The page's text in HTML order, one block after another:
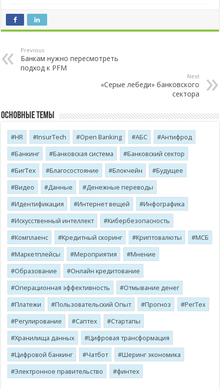
Previous
Банкам нужно пересмотреть
подход к PFM
Next
«Серые лебеди» банковского
сектора
Основные темы
HR InsurTech Open Banking АБС
Антифрод
Банкинг
Банковская система
Банковский сектор
БигТех
Благосостояние Блокчейн
Будущее
Видео
Данные
Денежные переводы
Идентификация
Интернет вещей
Инфографика
Искусственный интеллект
Кибербезопасность
Комплаенс
Кредитный скоринг Криптовалюты
МСБ
Маркетплейсы
Мероприятия
Мнение
Образование
Онлайн кредитование
Операционная эффективность
Отмывание денег
Платежи
Пользовательский Опыт Прогноз
РегТех
Регулирование
Саптех
Стартапы
Хранилища данных
Цифровая трансформация
Цифровой банкинг
Чатбот
Шеринг экономика
Электронное правительство
финтех